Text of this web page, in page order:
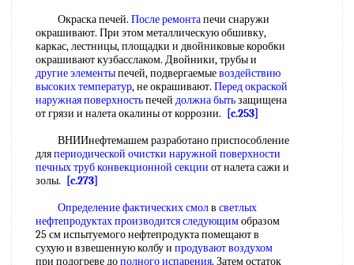
Окраска печей. После ремонтапечи снаружи
окрашивают. При этом металлическую обшивку,
каркас, лестницы, площадки и двойниковые коробки
окрашивают кузбасслаком. Двойники, трубы и
другие элементыпечей, подвергаемыевоздействию
высоких температур, не окрашивают. Перед окраской
наружная поверхностьпечей должна бытьзащищена
от грязи и налета окалины от коррозии.
[c.253]
ВНИИнефтемашем разработано приспособление
дляпериодической очистки наружной поверхности
печных трубконвекционной секции от налета сажи и
золы.
[c.273]
Определение фактических смолв светлых
нефтепродуктахпроизводится следующимобразом
25 см испытуемого нефтепродукта помещают в
сухую и взвешенную колбу и продувают воздухом
при подогреве дополного испарения. Затем остаток